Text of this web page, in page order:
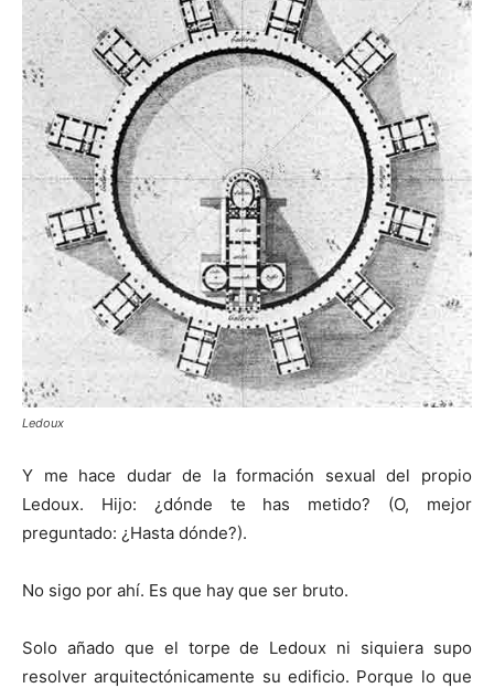
Ledoux
Y me hace dudar de la formación sexual del propio
Ledoux. Hijo: ¿dónde te has metido? (O, mejor
preguntado: ¿Hasta dónde?).
No sigo por ahí. Es que hay que ser bruto.
Solo añado que el torpe de Ledoux ni siquiera supo
resolver arquitectónicamente su edificio. Porque lo que